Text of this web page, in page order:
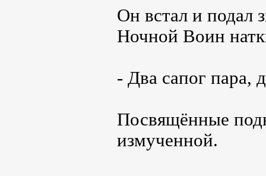
Он встал и подал
Ночной Воин
- Два сапог пара,
Посвящённые
измученной.